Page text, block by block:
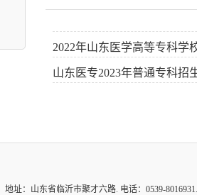
2022年山东医学高等专科学
山东医专2023年普通专科招
地址：山东省临沂市聚才六路. 电话：0539-